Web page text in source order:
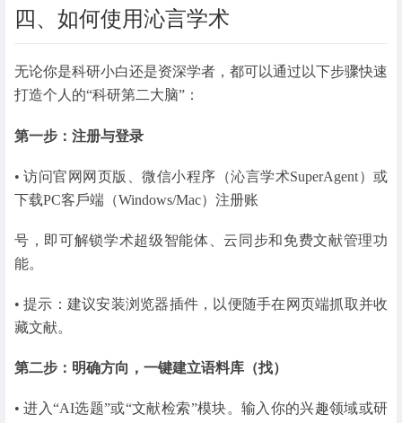
四、如何使用沁言学术
无论你是科研小白还是资深学者，都可以通过以下步骤快速
打造个人的“科研第二大脑”：
第一步：注册与登录
• 访问官网网⻚版、微信小程序（沁言学术SuperAgent）或
下载PC客戶端（Windows/Mac）注册账
号，即可解锁学术超级智能体、云同步和免费文献管理功
能。
• 提示：建议安装浏览器插件，以便随手在网⻚端抓取并收
藏文献。
第二步：明确方向，一键建立语料库（找）
• 进入“AI选题”或“文献检索”模块。输入你的兴趣领域或研